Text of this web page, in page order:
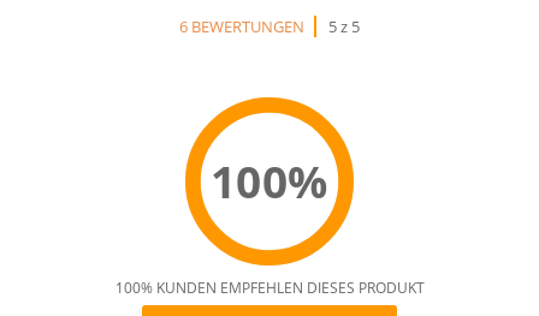
6 BEWERTUNGEN
5 z 5
100%
100% KUNDEN EMPFEHLEN DIESES PRODUKT